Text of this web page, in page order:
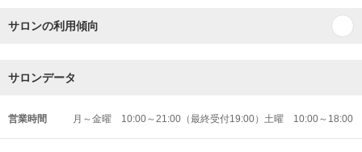
サロンの利用傾向
サロンデータ
営業時間 月～金曜 10:00～21:00（最終受付19:00）土曜 10:00～18:00